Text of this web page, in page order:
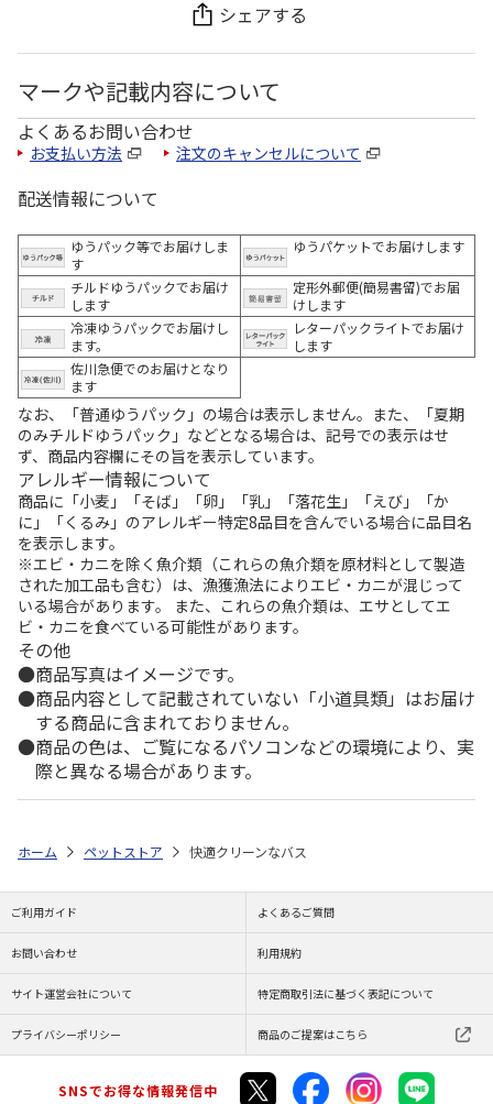
シェアする
マークや記載内容について
よくあるお問い合わせ
お支払い方法 注文のキャンセルについて
配送情報について
ゆうパック等でお届けしま
す
ゆうパケットでお届けします
チルドゆうパックでお届け
します
定形外郵便(簡易書留)でお届
けします
冷凍ゆうパックでお届けし
ます。
レターパックライトでお届け
します
佐川急便でのお届けとなり
ます
なお、「普通ゆうパック」の場合は表示しません。また、「夏期
のみチルドゆうパック」などとなる場合は、記号での表示はせ
ず、商品内容欄にその旨を表示しています。
アレルギー情報について
商品に「小麦」「そば」「卵」「乳」「落花生」「えび」「か
に」「くるみ」のアレルギー特定8品目を含んでいる場合に品目名
を表示します。
※エビ・カニを除く魚介類（これらの魚介類を原材料として製造
された加工品も含む）は、漁獲漁法によりエビ・カニが混じって
いる場合があります。 また、これらの魚介類は、エサとしてエ
ビ・カニを食べている可能性があります。
その他
商品写真はイメージです。
商品内容として記載されていない「小道具類」はお届け
する商品に含まれておりません。
商品の色は、ご覧になるパソコンなどの環境により、実
際と異なる場合があります。
ホーム ペットストア 快適クリーンなバス
ご利用ガイド よくあるご質問
お問い合わせ 利用規約
サイト運営会社について 特定商取引法に基づく表記について
プライバシーポリシー 商品のご提案はこちら
SNSでお得な情報発信中